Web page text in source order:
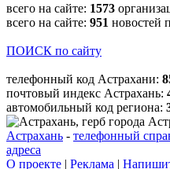
всего на сайте: 1573
всего на сайте: 951 новостей
ПОИСК по сайту
телефонный код Астрахани:
почтовый индекс Астрахань:
автомобильный код региона:
Астрахань - телефонный
адреса
О проекте | Реклама |